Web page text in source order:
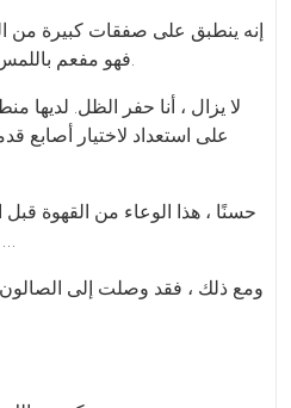
إنه ينطبق على صفقات كبيرة من
فهو مفعم باللمس ، حتى على معطف أساسي.
لا يزال ، أنا حفر الظل. لديها
على استعداد لاختيار أصابع
حسنًا ، هذا الوعاء من القهوة
، وكذلك الآن أنا أركض فارغًا …
ومع ذلك ، فقد وصلت إلى الصالون